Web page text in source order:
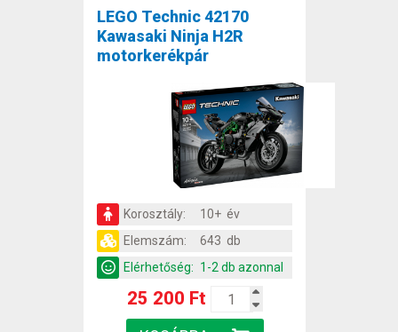
LEGO Technic 42170
Kawasaki Ninja H2R
motorkerékpár
Korosztály:
10+ év
Elemszám:
643 db
Elérhetőség: 1-2 db azonnal
25 200 Ft